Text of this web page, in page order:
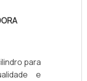
para
e